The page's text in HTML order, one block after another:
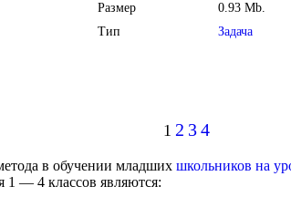
Размер
0.93 Mb.
Тип
Задача
1 2 3 4
в обучении младших школьников на
1 — 4 классов являются: